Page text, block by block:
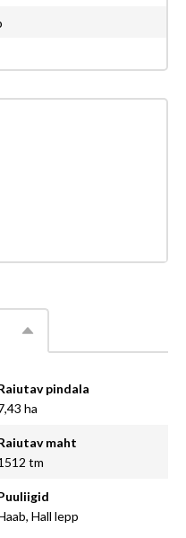
pindala
ha
maht
tm
Hall lepp